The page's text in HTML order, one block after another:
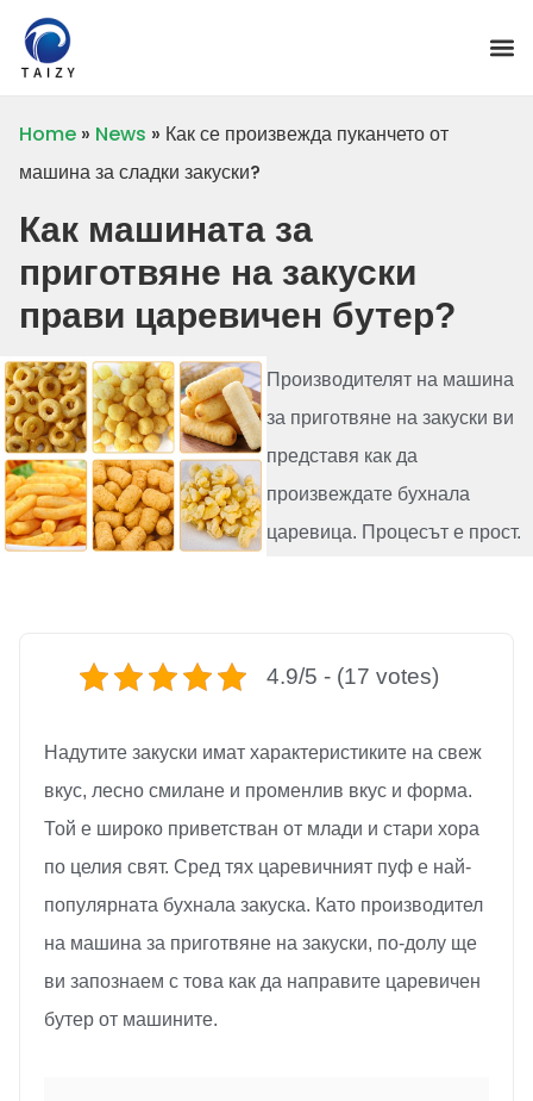
Home » News » Как се произвежда пуканчето от
машина за сладки закуски?
Как машината за
приготвяне на закуски
прави царевичен бутер?
Производителят на машина
за приготвяне на закуски ви
представя как да
произвеждате бухнала
царевица. Процесът е прост.
4.9/5 - (17 votes)
Надутите закуски имат характеристиките на свеж
вкус, лесно смилане и променлив вкус и форма.
Той е широко приветстван от млади и стари хора
по целия свят. Сред тях царевичният пуф е най-
популярната бухнала закуска. Като производител
на машина за приготвяне на закуски, по-долу ще
ви запознаем с това как да направите царевичен
бутер от машините.